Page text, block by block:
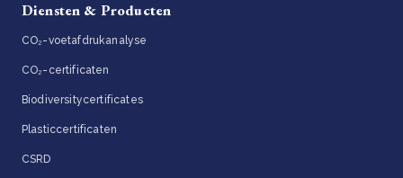
Diensten & Producten
CO₂-voetafdrukanalyse
CO₂-certificaten
Biodiversitycertificates
Plasticcertificaten
CSRD